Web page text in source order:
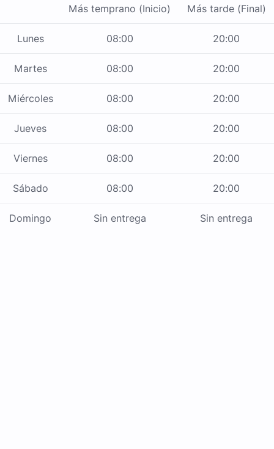
Más temprano (Inicio) Más tarde (Final)
Lunes 08:00 20:00
Martes 08:00 20:00
Miércoles 08:00 20:00
Jueves 08:00 20:00
Viernes 08:00 20:00
Sábado 08:00 20:00
Domingo Sin entrega Sin entrega